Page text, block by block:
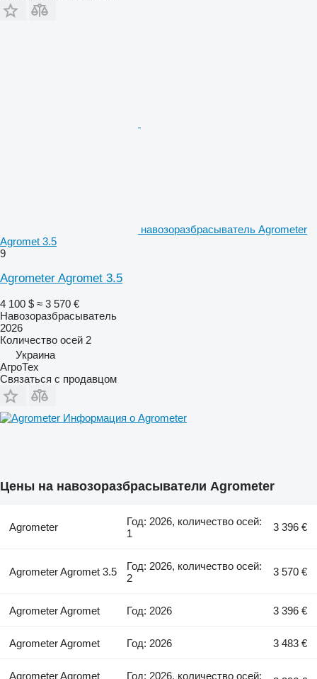
навозоразбрасыватель Agrometer
Agromet 3.5
9
Agrometer Agromet 3.5
4 100 $ ≈ 3 570 €
Навозоразбрасыватель
2026
Количество осей 2
Украина
АгроТех
Связаться с продавцом
Информация о Agrometer
Цены на навозоразбрасыватели Agrometer
Agrometer
Год: 2026, количество осей:
1
3 396 €
Agrometer Agromet 3.5
Год: 2026, количество осей:
2
3 570 €
Agrometer Agromet Год: 2026 3 396 €
Agrometer Agromet Год: 2026 3 483 €
Agrometer Agromet
Год: 2026, количество осей: